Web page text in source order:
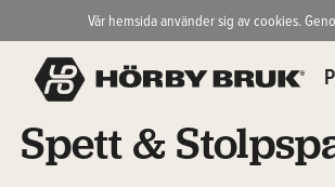
Spett &
Vår hemsida använder sig av cookies.